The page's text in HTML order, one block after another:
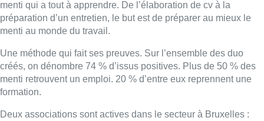
menti qui a tout à apprendre. De l’élaboration de cv à la
préparation d’un entretien, le but est de préparer au mieux le
menti au monde du travail.
Une méthode qui fait ses preuves. Sur l’ensemble des duo
créés, on dénombre 74 % d’issus positives. Plus de 50 % des
menti retrouvent un emploi. 20 % d’entre eux reprennent une
formation.
Deux associations sont actives dans le secteur à Bruxelles :